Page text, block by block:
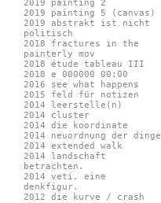
2019 painting 2
2019 painting 5 (canvas)
2019 abstrakt ist nicht
politisch
2018 fractures in the
painterly mov
2018 étude tableau III
2018 e 000000 00:00
2016 see what happens
2015 feld für notizen
2014 leerstelle(n)
2014 cluster
2014 die koordinate
2014 neuordnung der dinge
2014 extended walk
2014 landschaft
betrachten.
2014 veti. eine
denkfigur.
2012 die kurve / crash